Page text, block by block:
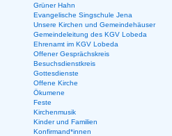
Grüner Hahn
Evangelische Singschule Jena
Unsere Kirchen und Gemeindehäuser
Gemeindeleitung des KGV Lobeda
Ehrenamt im KGV Lobeda
Offener Gesprächskreis
Besuchsdienstkreis
Gottesdienste
Offene Kirche
Ökumene
Feste
Kirchenmusik
Kinder und Familien
Konfirmand*innen